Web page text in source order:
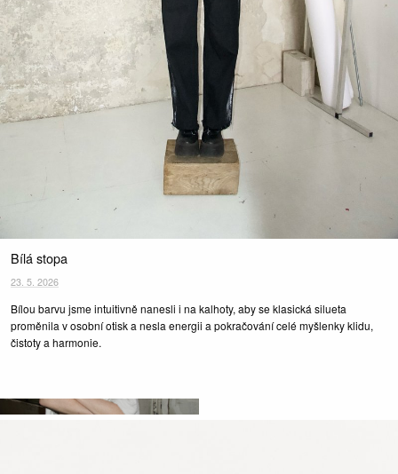
Bílá stopa
23. 5. 2026
Bílou barvu jsme intuitivně nanesli i na kalhoty, aby se klasická silueta
proměnila v osobní otisk a nesla energii a pokračování celé myšlenky klidu,
čistoty a harmonie.